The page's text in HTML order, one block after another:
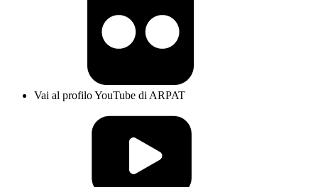
Vai al profilo YouTube di ARPAT